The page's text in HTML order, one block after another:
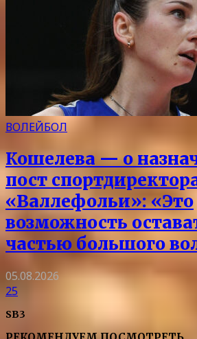
ВОЛЕЙБОЛ
Кошелева — о
пост
«Валлефольи»: «Это
возможность
частью большого
05.08.2026
25
SB3